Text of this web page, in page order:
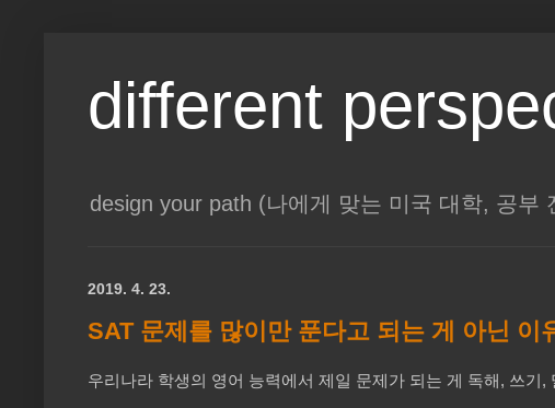
different
design your path (나에게 맞는 미국 대학, 공부
2019. 4. 23.
SAT 문제를 많이만 푼다고 되는 게 아닌 이
우리나라 학생의 영어 능력에서 제일 문제가 되는 게 독해, 쓰기